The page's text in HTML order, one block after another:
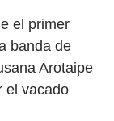
el primer
banda de
Arotaipe
el vacado